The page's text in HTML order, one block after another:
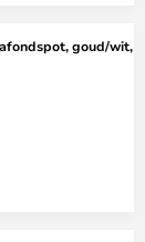
goud/wit,